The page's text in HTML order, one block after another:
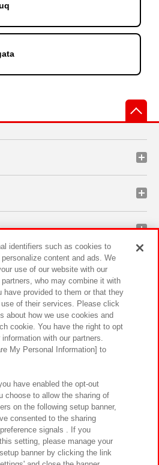
ナビリティ サイトポリシー
ウェブアクセシビリティ方針と検証結果
に
方針 よくあるご質問・お問い合わせ
identifiers such as cookies to
content and ads. We
use of our website with our
who may combine it with
have provided to them or that they
of their services. Please click
about how we use cookies and
cookie. You have the right to opt
with our partners.
My Personal Information] to
have enabled the opt-out
choose to allow the sharing of
on the following setup banner,
consented to the sharing
signals . If you
setting, please manage your
banner by clicking the link